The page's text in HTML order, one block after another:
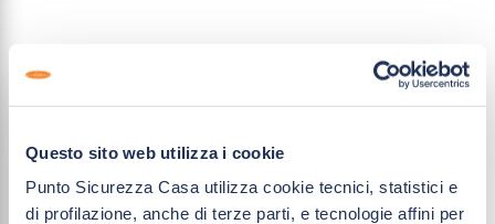
Questo sito web utilizza i cookie
Punto Sicurezza Casa utilizza cookie tecnici, statistici e
di profilazione, anche di terze parti, e tecnologie affini per